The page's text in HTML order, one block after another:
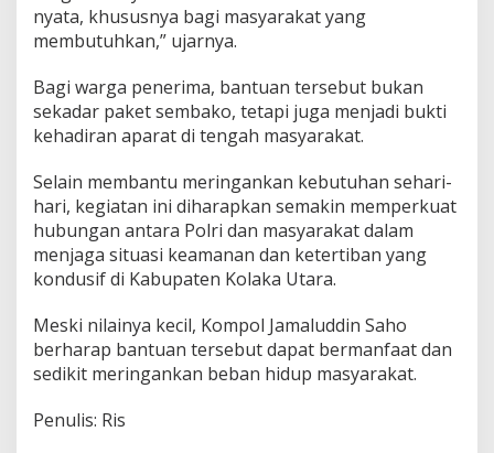
nyata, khususnya bagi masyarakat yang
membutuhkan,” ujarnya.
Bagi warga penerima, bantuan tersebut bukan
sekadar paket sembako, tetapi juga menjadi bukti
kehadiran aparat di tengah masyarakat.
Selain membantu meringankan kebutuhan sehari-
hari, kegiatan ini diharapkan semakin memperkuat
hubungan antara Polri dan masyarakat dalam
menjaga situasi keamanan dan ketertiban yang
kondusif di Kabupaten Kolaka Utara.
Meski nilainya kecil, Kompol Jamaluddin Saho
berharap bantuan tersebut dapat bermanfaat dan
sedikit meringankan beban hidup masyarakat.
Penulis: Ris